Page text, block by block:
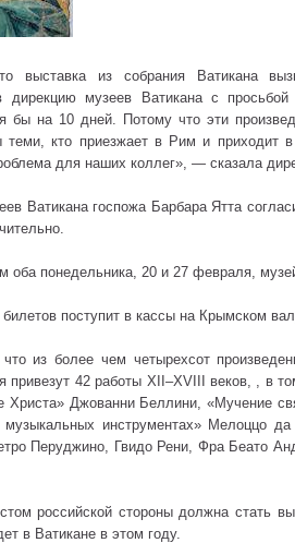
выставка из собрания Ватикана
дирекцию музеев Ватикана с
бы на 10 дней. Потому что эти
теми, кто приезжает в Рим и приходит
для наших коллег», — сказала
Ватикана госпожа Барбара Ятта
оба понедельника, 20 и 27 февраля,
билетов поступит в кассы на Крымском
из более чем четырехсот
привезут 42 работы XII–XVIII веков, , в
Христа» Джованни Беллини, «Мучение
инструментах» Мелоццо
Перуджино, Гвидо Рени, Фра Беато
российской стороны должна стать
в Ватикане в этом году.